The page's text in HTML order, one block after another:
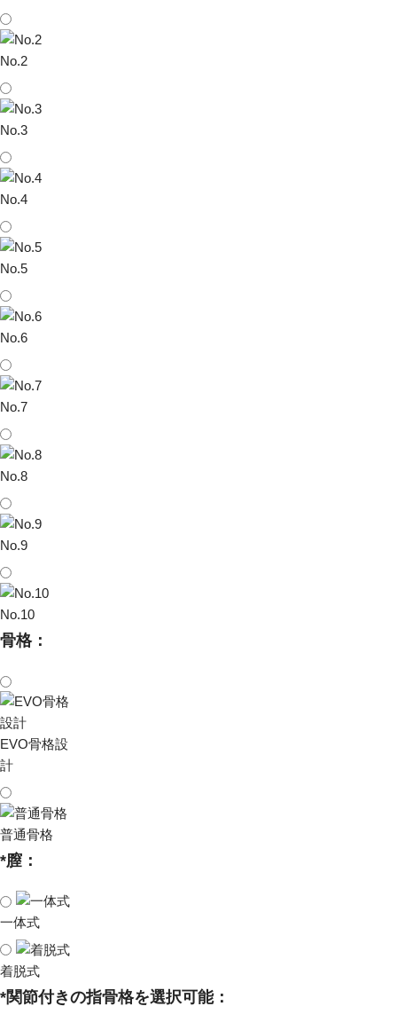
No.2
No.3
No.4
No.5
No.6
No.7
No.8
No.9
No.10
骨格：
EVO骨格設
計
普通骨格
*膣：
一体式
着脱式
*関節付きの指骨格を選択可能：